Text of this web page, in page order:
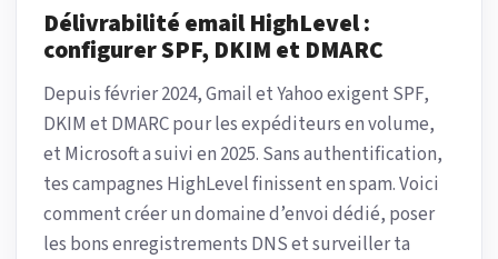
Délivrabilité email HighLevel :
configurer SPF, DKIM et DMARC
Depuis février 2024, Gmail et Yahoo exigent SPF,
DKIM et DMARC pour les expéditeurs en volume,
et Microsoft a suivi en 2025. Sans authentification,
tes campagnes HighLevel finissent en spam. Voici
comment créer un domaine d’envoi dédié, poser
les bons enregistrements DNS et surveiller ta